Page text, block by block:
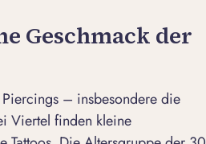
Geschmack der
– insbesondere die
Viertel finden kleine